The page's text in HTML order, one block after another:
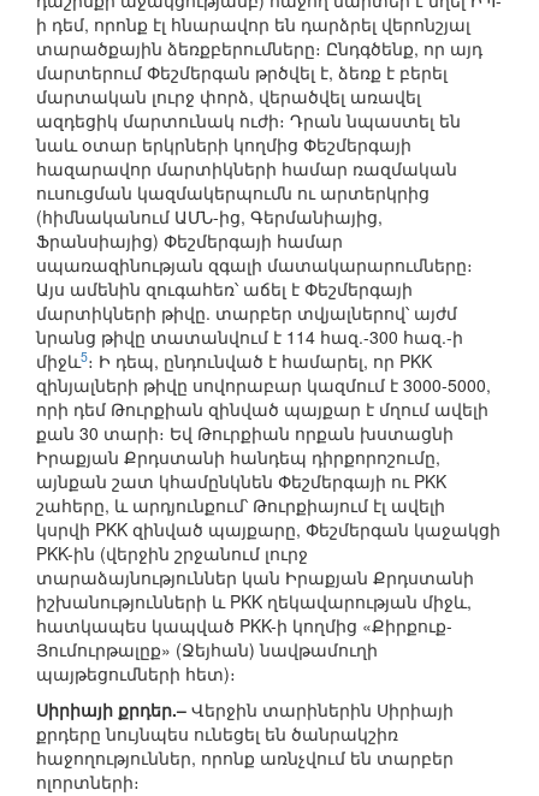
ի դեմ, որոնք էլ հնարավոր են դարձրել վերոնշյալ
տարածքային ձեռքբերումները։ Ընդգծենք, որ այդ
մարտերում Փեշմերգան թրծվել է, ձեռք է բերել
մարտական լուրջ փորձ, վերածվել առավել
ազդեցիկ մարտունակ ուժի։ Դրան նպաստել են
նաև օտար երկրների կողմից Փեշմերգայի
հազարավոր մարտիկների համար ռազմական
ուսուցման կազմակերպումն ու արտերկրից
(հիմնականում ԱՄՆ-ից, Գերմանիայից,
Ֆրանսիայից) Փեշմերգայի համար
սպառազինության զգալի մատակարարումները։
Այս ամենին զուգահեռ՝ աճել է Փեշմերգայի
մարտիկների թիվը. տարբեր տվյալներով՝ այժմ
նրանց թիվը տատանվում է 114 հազ.-300 հազ.-ի
միջև5։ Ի դեպ, ընդունված է համարել, որ PKK
զինյալների թիվը սովորաբար կազմում է 3000-5000,
որի դեմ Թուրքիան զինված պայքար է մղում ավելի
քան 30 տարի։ Եվ Թուրքիան որքան խստացնի
Իրաքյան Քրդստանի հանդեպ դիրքորոշումը,
այնքան շատ կհամընկնեն Փեշմերգայի ու PKK
շահերը, և արդյունքում՝ Թուրքիայում էլ ավելի
կսրվի PKK զինված պայքարը, Փեշմերգան կաջակցի
PKK-ին (վերջին շրջանում լուրջ
տարաձայնություններ կան Իրաքյան Քրդստանի
իշխանությունների և PKK ղեկավարության միջև,
հատկապես կապված PKK-ի կողմից «Քիրքուք-
Յումուրթալըք» (Ջեյհան) նավթամուղի
պայթեցումների հետ)։
Սիրիայի քրդեր.– Վերջին տարիներին Սիրիայի
քրդերը նույնպես ունեցել են ծանրակշիռ
հաջողություններ, որոնք առնչվում են տարբեր
ոլորտների։